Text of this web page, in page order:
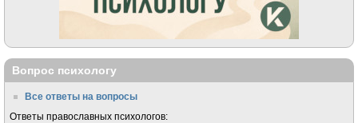
Вопрос психологу
Все ответы на вопросы
Ответы православных психологов: